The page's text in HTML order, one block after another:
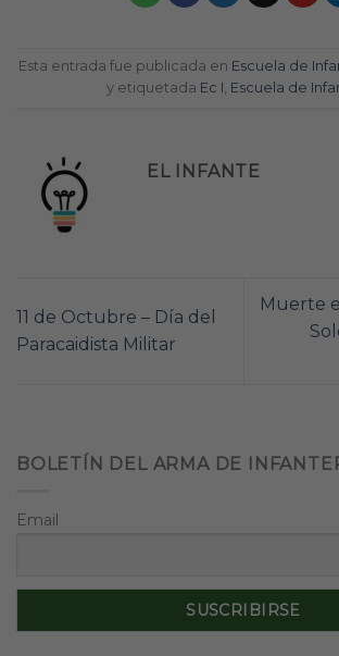
Esta entrada fue publicada en Escuela de
y etiquetada Ec I, Escuela de
EL INFANTE
11 de Octubre – Día del
Paracaidista Militar
Muerte
BOLETÍN DEL ARMA DE
Email